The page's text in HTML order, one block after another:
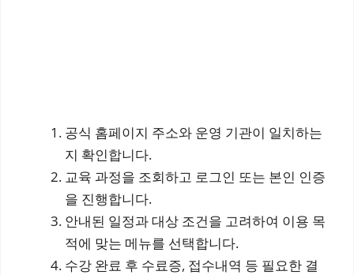
공식 홈페이지 주소와 운영 기관이 일치하는
지 확인합니다.
교육 과정을 조회하고 로그인 또는 본인 인증
을 진행합니다.
안내된 일정과 대상 조건을 고려하여 이용 목
적에 맞는 메뉴를 선택합니다.
수강 완료 후 수료증, 접수내역 등 필요한 결